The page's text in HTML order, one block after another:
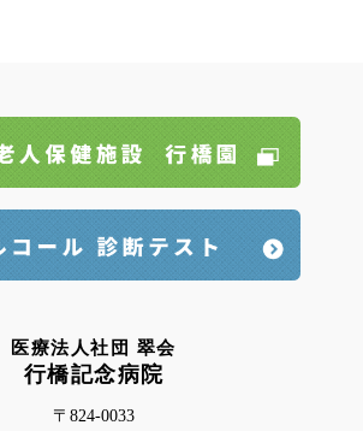
医療法人社団 翠会
行橋記念病院
〒824-0033